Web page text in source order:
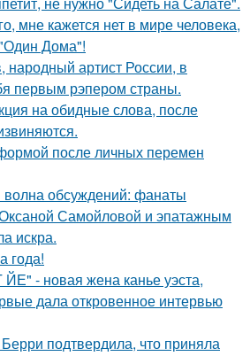
мне кажется нет в мире человека,
Дома"!
народный артист России, в
первым рэпером страны.
на обидные слова, после
после личных перемен
волна обсуждений: фанаты
Самойловой и эпатажным
искра.
года!
- новая жена канье уэста,
дала откровенное интервью
подтвердила, что приняла